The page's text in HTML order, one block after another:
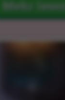
Mehr lesen